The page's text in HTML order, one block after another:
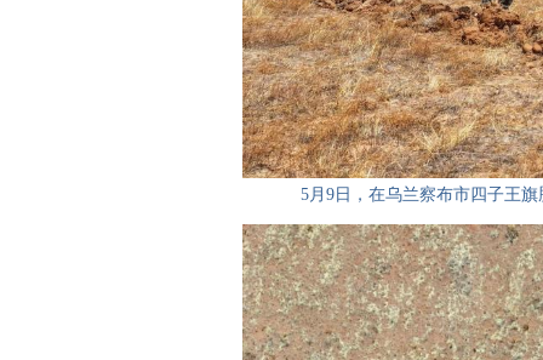
5月9日，在乌兰察布市四子王